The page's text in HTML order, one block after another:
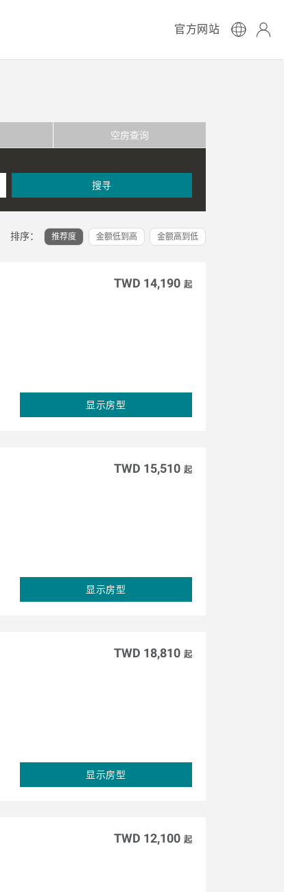
官方网站
空房查询
搜寻
排序： 推荐度 金额低到高 金额高到低
TWD 14,190 起
显示房型
TWD 15,510 起
显示房型
TWD 18,810 起
显示房型
TWD 12,100 起